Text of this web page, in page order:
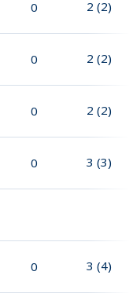
0 2 (2)
0 2 (2)
0 2 (2)
0 3 (3)
0 3 (4)